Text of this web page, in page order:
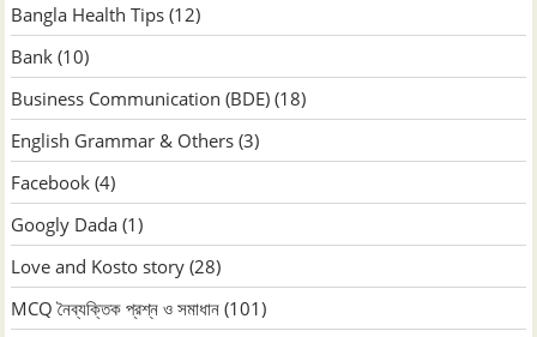
Bangla Health Tips (12)
Bank (10)
Business Communication (BDE) (18)
English Grammar & Others (3)
Facebook (4)
Googly Dada (1)
Love and Kosto story (28)
MCQ নৈব্যক্তিক প্রশ্ন ও সমাধান (101)